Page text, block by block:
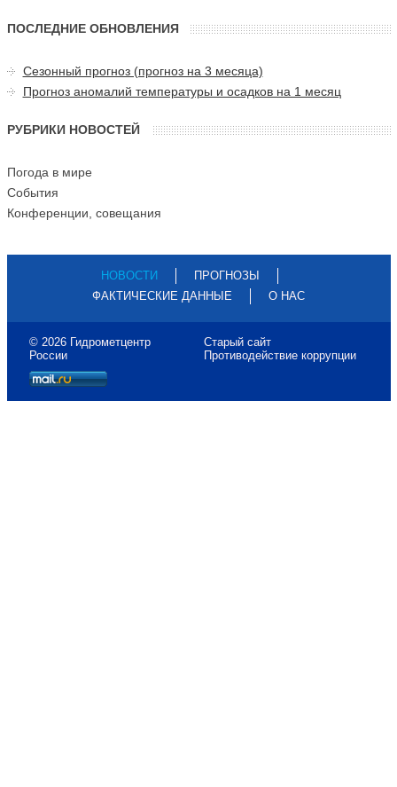
ПОСЛЕДНИЕ ОБНОВЛЕНИЯ
Сезонный прогноз (прогноз на 3 месяца)
Прогноз аномалий температуры и осадков на 1 месяц
РУБРИКИ НОВОСТЕЙ
Погода в мире
События
Конференции, совещания
НОВОСТИ
ПРОГНОЗЫ
ФАКТИЧЕСКИЕ ДАННЫЕ
О НАС
© 2026 Гидрометцентр
России
Старый сайт
Противодействие коррупции